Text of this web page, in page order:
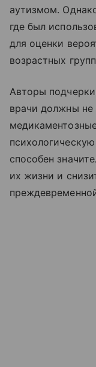
аутизмом.
где был
для оценки
возрастных
Авторы
врачи должны не
способен
их жизни и